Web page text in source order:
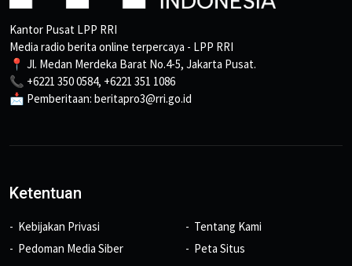
Kantor Pusat LPP RRI
Media radio berita online terpercaya - LPP RRI
📍 Jl. Medan Merdeka Barat No.4-5, Jakarta Pusat.
📞 +6221 350 0584, +6221 351 1086
📩 Pemberitaan: beritapro3@rri.go.id
Ketentuan
Kebijakan Privasi
Pedoman Media Siber
Tentang Kami
Peta Situs